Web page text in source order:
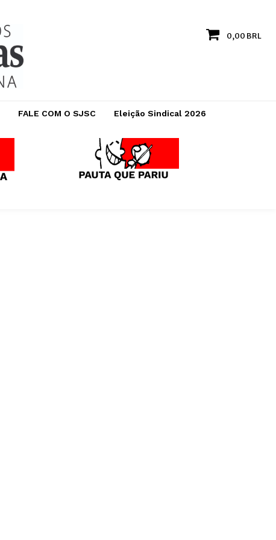
0,00 BRL
FALE COM O SJSC Eleição Sindical 2026